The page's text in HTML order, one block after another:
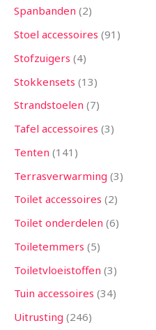
Spanbanden 2
Stoel accessoires 91
Stofzuigers 4
Stokkensets 13
Strandstoelen 7
Tafel accessoires 3
Tenten 141
Terrasverwarming 3
Toilet accessoires 2
Toilet onderdelen 6
Toiletemmers 5
Toiletvloeistoffen 3
Tuin accessoires 34
Uitrusting 246